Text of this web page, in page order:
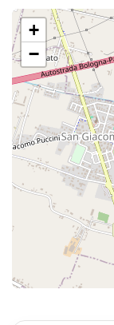
+
−